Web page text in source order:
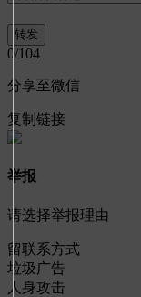
0/104
分享至微信
复制链接
举报
请选择举报理由
留联系方式
垃圾广告
人身攻击